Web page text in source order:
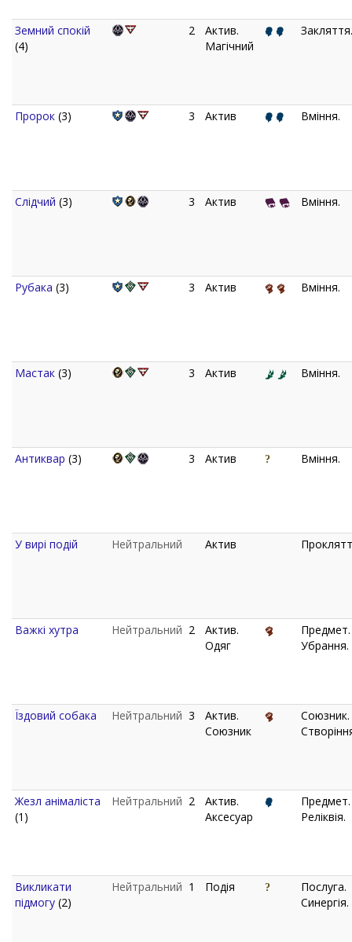
Земний спокій
(4)
2
Актив.
Магічний
Закляття.
Пророк (3) 3 Актив Вміння.
Слідчий (3) 3 Актив Вміння.
Рубака (3) 3 Актив Вміння.
Мастак (3) 3 Актив Вміння.
Антиквар (3) 3 Актив Вміння.
У вирі подій Нейтральний Актив
Важкі хутра Нейтральний 2
Актив.
Одяг
Предмет.
Убрання.
Їздовий собака Нейтральний 3
Актив.
Союзник
Союзник.
Жезл анімаліста
(1)
Нейтральний 2
Актив.
Аксесуар
Предмет.
Реліквія.
Викликати
підмогу (2)
Нейтральний 1 Подія
Послуга.
Синергія.